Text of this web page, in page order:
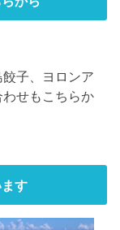
子、ヨロンア
せもこちらか
す